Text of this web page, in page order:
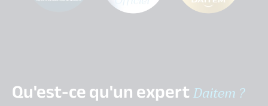
Qu'est-ce qu'un expertDaitem ?